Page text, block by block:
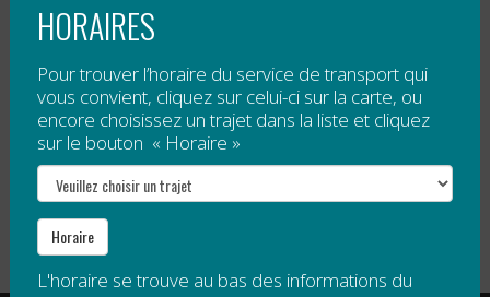
Gratuit, sauf 5 $ par passage pour tout voyage à
destination de Mont Saint-Joseph.
Veuillez noter qu’un droit d’accès est obligatoire pour
le sommet de Mont Saint-Joseph. Ce droit d’accès
n’est pas compris dans le tarif de la navette.
HORAIRES
Pour trouver l’horaire du service de transport qui
vous convient, cliquez sur celui-ci sur la carte, ou
encore choisissez un trajet dans la liste et cliquez
sur le bouton « Horaire »
Horaire
L'horaire se trouve au bas des informations du